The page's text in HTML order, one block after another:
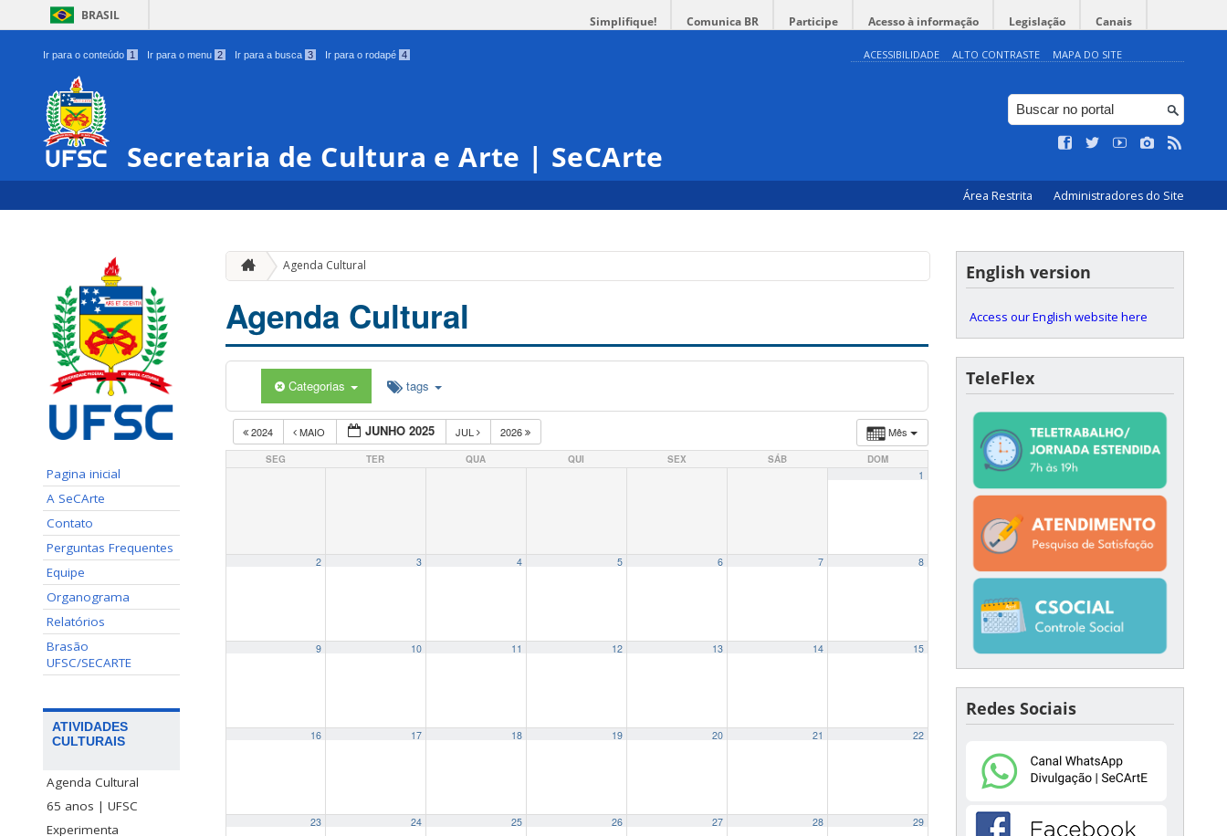
BRASIL Simplifique! Comunica BR Participe Acesso à informação Legislação Canais
Ir para o conteúdo 1 Ir para o menu 2 Ir para a busca 3 Ir para o rodapé 4 ACESSIBILIDADE ALTO CONTRASTE MAPA DO SITE
Secretaria de Cultura e Arte | SeCArte
Área Restrita Administradores do Site
Pagina inicial
A SeCArte
Contato
Perguntas Frequentes
Equipe
Organograma
Relatórios
Brasão
UFSC/SECARTE
ATIVIDADES
CULTURAIS
Agenda Cultural
65 anos | UFSC
Experimenta
Agenda Cultural
Agenda Cultural
Categorias tags
Mês
2024 MAIO JUNHO 2025 JUL 2026
SEG TER QUA QUI SEX SÁB DOM
1
2 3 4 5 6 7 8
9 10 11 12 13 14 15
16 17 18 19 20 21 22
23 24 25 26 27 28 29
English version
Access our English website here
TeleFlex
Redes Sociais